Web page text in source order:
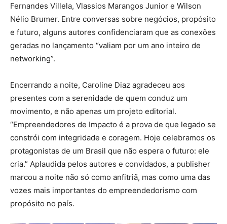
Fernandes Villela, Vlassios Marangos Junior e Wilson
Nélio Brumer. Entre conversas sobre negócios, propósito
e futuro, alguns autores confidenciaram que as conexões
geradas no lançamento “valiam por um ano inteiro de
networking”.
Encerrando a noite, Caroline Diaz agradeceu aos
presentes com a serenidade de quem conduz um
movimento, e não apenas um projeto editorial.
“Empreendedores de Impacto é a prova de que legado se
constrói com integridade e coragem. Hoje celebramos os
protagonistas de um Brasil que não espera o futuro: ele
cria.” Aplaudida pelos autores e convidados, a publisher
marcou a noite não só como anfitriã, mas como uma das
vozes mais importantes do empreendedorismo com
propósito no país.